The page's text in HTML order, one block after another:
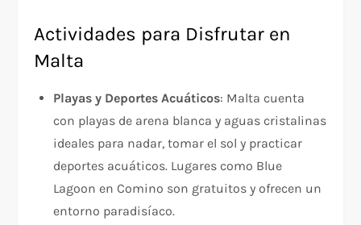
Actividades para Disfrutar en
Malta
Playas y Deportes Acuáticos: Malta cuenta
con playas de arena blanca y aguas cristalinas
ideales para nadar, tomar el sol y practicar
deportes acuáticos. Lugares como Blue
Lagoon en Comino son gratuitos y ofrecen un
entorno paradisíaco.